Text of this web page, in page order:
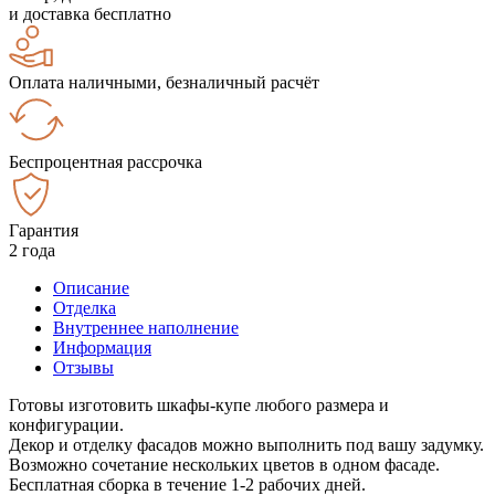
и доставка бесплатно
Оплата наличными, безналичный расчёт
Беспроцентная рассрочка
Гарантия
2 года
Описание
Отделка
Внутреннее наполнение
Информация
Отзывы
Готовы изготовить шкафы-купе любого размера и
конфигурации.
Декор и отделку фасадов можно выполнить под вашу задумку.
Возможно сочетание нескольких цветов в одном фасаде.
Бесплатная сборка в течение 1-2 рабочих дней.